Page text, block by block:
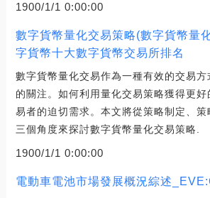
1900/1/1 0:00:00
數字貨幣量化交易策略(數字貨幣量
字貨幣十大數字貨幣交易所排名
數字貨幣量化交易作為一種有效的交易
的關注。如何利用量化交易策略獲得更
易者的迫切需求。本文將從策略制定、
三個角度來探討數字貨幣量化交易策略.
1900/1/1 0:00:00
電動車電池市場發展概況綜述